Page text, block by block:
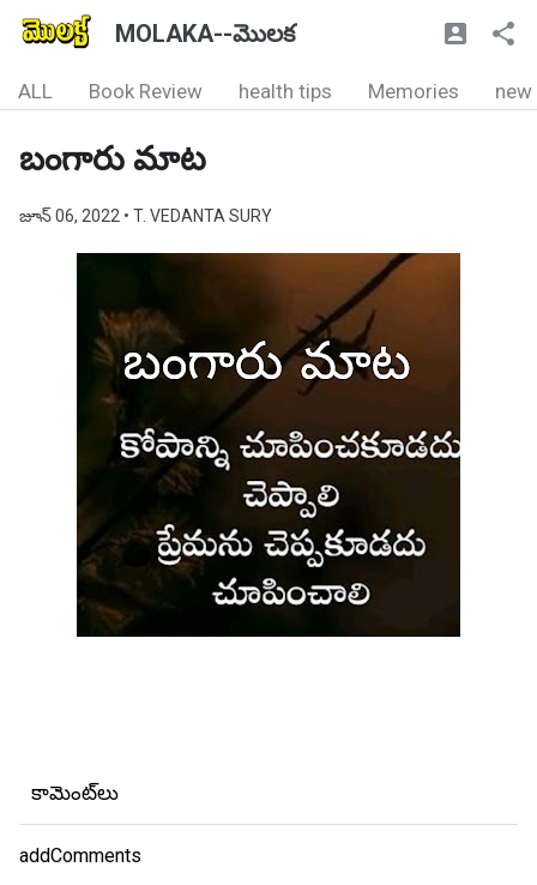
MOLAKA--మొలక
ALL Book Review health tips Memories new
బంగారు మాట
జూన్ 06, 2022 • T. VEDANTA SURY
కామెంట్‌లు
addComments